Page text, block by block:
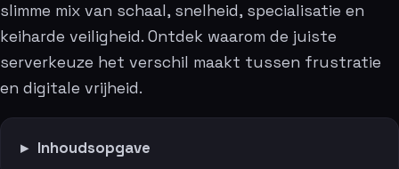
slimme mix van schaal, snelheid, specialisatie en
keiharde veiligheid. Ontdek waarom de juiste
serverkeuze het verschil maakt tussen frustratie
en digitale vrijheid.
Inhoudsopgave